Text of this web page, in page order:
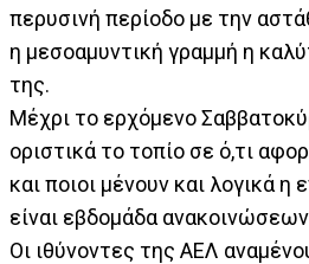
περυσινή περίοδο με την
η μεσοαμυντική γραμμή η
της.
Μέχρι το ερχόμενο
οριστικά το τοπίο σε ό,τι
και ποιοι μένουν και λογικά
είναι εβδομάδα
Οι ιθύνοντες της ΑΕΛ